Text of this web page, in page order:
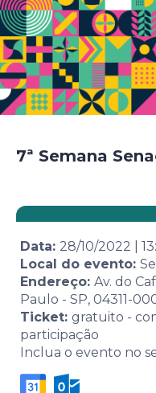
7ª Semana
Data: 28/10/2022
Local do evento:
Endereço: Av. do
Paulo - SP, 04311-
Ticket: gratuito -
participação
Inclua o evento no